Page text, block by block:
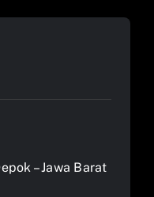
– Jawa Barat